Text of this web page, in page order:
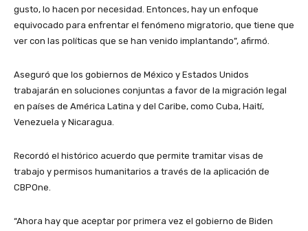
gusto, lo hacen por necesidad. Entonces, hay un enfoque
equivocado para enfrentar el fenómeno migratorio, que tiene que
ver con las políticas que se han venido implantando”, afirmó.
Aseguró que los gobiernos de México y Estados Unidos
trabajarán en soluciones conjuntas a favor de la migración legal
en países de América Latina y del Caribe, como Cuba, Haití,
Venezuela y Nicaragua.
Recordó el histórico acuerdo que permite tramitar visas de
trabajo y permisos humanitarios a través de la aplicación de
CBPOne.
“Ahora hay que aceptar por primera vez el gobierno de Biden